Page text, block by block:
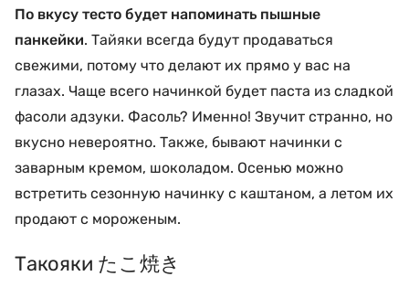
По вкусу тесто будет напоминать пышные
панкейки. Тайяки всегда будут продаваться
свежими, потому что делают их прямо у вас на
глазах. Чаще всего начинкой будет паста из сладкой
фасоли адзуки. Фасоль? Именно! Звучит странно, но
вкусно невероятно. Также, бывают начинки с
заварным кремом, шоколадом. Осенью можно
встретить сезонную начинку с каштаном, а летом их
продают с мороженым.
Такояки たこ焼き